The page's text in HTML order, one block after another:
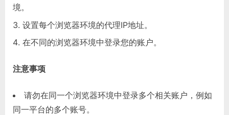
境。
设置每个浏览器环境的代理IP地址。
在不同的浏览器环境中登录您的账户。
注意事项
请勿在同一个浏览器环境中登录多个相关账户，例如
同一平台的多个账号。